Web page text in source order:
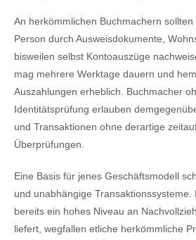
An herkömmlichen Buchmachern
Person durch Ausweisdokumente,
bisweilen selbst Kontoauszüge
mag mehrere Werktage dauern und
Auszahlungen erheblich. Buchmacher
Identitätsprüfung erlauben
und Transaktionen ohne derartige
Überprüfungen.
Eine Basis für jenes Geschäftsmodell
und unabhängige Transaktionssysteme.
bereits ein hohes Niveau an
liefert, wegfallen etliche herkömmliche